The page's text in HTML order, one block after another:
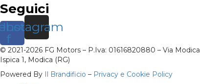
Seguici
f
Instagram
© 2021-2026 FG Motors – P.Iva: 01616820880 – Via Modica
Ispica 1, Modica (RG)
Powered By
Il Brandificio – Privacy e Cookie Policy